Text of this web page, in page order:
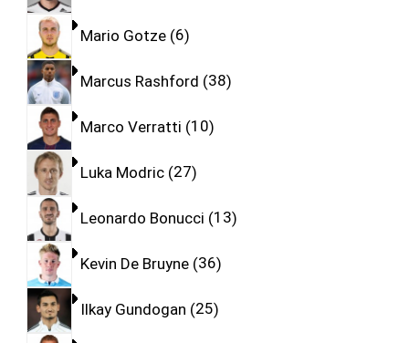
Mario Gotze 6
Marcus Rashford 38
Marco Verratti 10
Luka Modric 27
Leonardo Bonucci 13
Kevin De Bruyne 36
Ilkay Gundogan 25